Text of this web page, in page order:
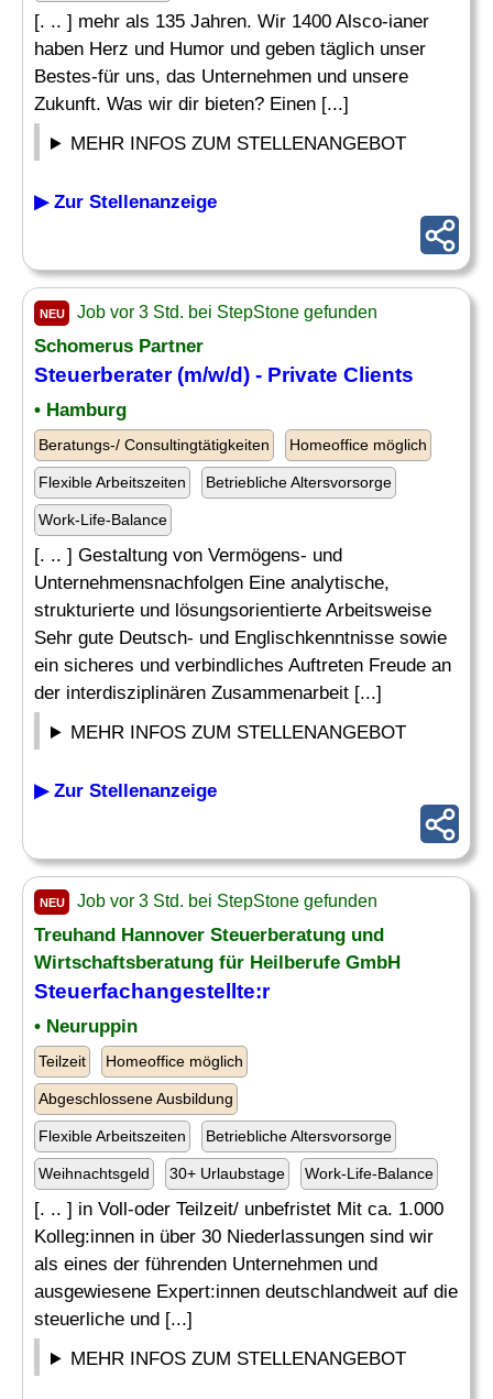
[. .. ] mehr als 135 Jahren. Wir 1400 Alsco-ianer
haben Herz und Humor und geben täglich unser
Bestes-für uns, das Unternehmen und unsere
Zukunft. Was wir dir bieten? Einen [...]
MEHR INFOS ZUM STELLENANGEBOT
▶ Zur Stellenanzeige
NEU Job vor 3 Std. bei StepStone gefunden
Schomerus Partner
Steuerberater (m/w/d) - Private Clients
• Hamburg
Beratungs-/ Consultingtätigkeiten Homeoffice möglich
Flexible Arbeitszeiten Betriebliche Altersvorsorge
Work-Life-Balance
[. .. ] Gestaltung von Vermögens- und
Unternehmensnachfolgen Eine analytische,
strukturierte und lösungsorientierte Arbeitsweise
Sehr gute Deutsch- und Englischkenntnisse sowie
ein sicheres und verbindliches Auftreten Freude an
der interdisziplinären Zusammenarbeit [...]
MEHR INFOS ZUM STELLENANGEBOT
▶ Zur Stellenanzeige
NEU Job vor 3 Std. bei StepStone gefunden
Treuhand Hannover Steuerberatung und
Wirtschaftsberatung für Heilberufe GmbH
Steuerfachangestellte:r
• Neuruppin
Teilzeit Homeoffice möglich
Abgeschlossene Ausbildung
Flexible Arbeitszeiten Betriebliche Altersvorsorge
Weihnachtsgeld 30+ Urlaubstage Work-Life-Balance
[. .. ] in Voll-oder Teilzeit/ unbefristet Mit ca. 1.000
Kolleg:innen in über 30 Niederlassungen sind wir
als eines der führenden Unternehmen und
ausgewiesene Expert:innen deutschlandweit auf die
steuerliche und [...]
MEHR INFOS ZUM STELLENANGEBOT